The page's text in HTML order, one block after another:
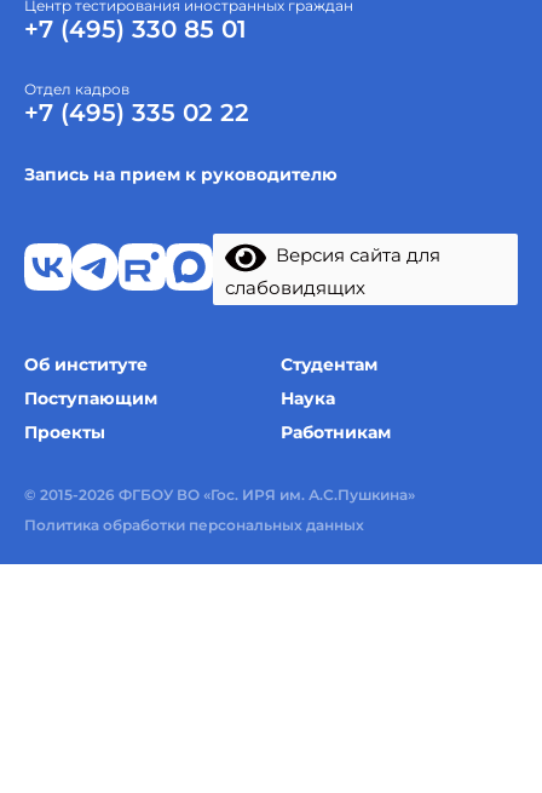
Центр тестирования иностранных граждан
+7 (495) 330 85 01
Отдел кадров
+7 (495) 335 02 22
Запись на прием к руководителю
Версия сайта для
слабовидящих
Об институте
Студентам
Поступающим
Наука
Проекты
Работникам
© 2015-2026 ФГБОУ ВО «Гос. ИРЯ им. А.С.Пушкина»
Политика обработки персональных данных